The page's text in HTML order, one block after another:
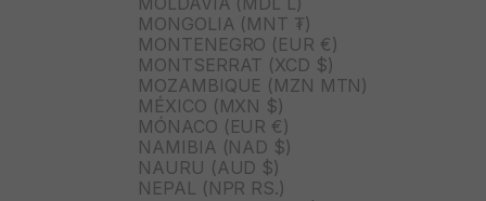
MONGOLIA (MNT ₮)
MONTENEGRO (EUR €)
MONTSERRAT (XCD $)
MOZAMBIQUE (MZN MTN)
MÉXICO (MXN $)
MÓNACO (EUR €)
NAMIBIA (NAD $)
NAURU (AUD $)
NEPAL (NPR RS.)